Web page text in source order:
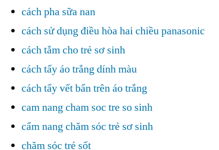
cách pha sữa nan
cách sử dụng điều hòa hai chiều panasonic
cách tắm cho trẻ sơ sinh
cách tẩy áo trắng dính màu
cách tẩy vết bẩn trên áo trắng
cam nang cham soc tre so sinh
cẩm nang chăm sóc trẻ sơ sinh
chăm sóc trẻ sốt